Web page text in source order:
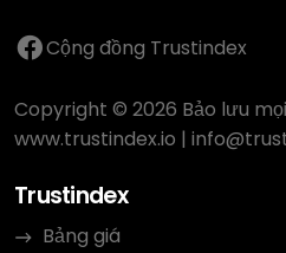
Cộng đồng Trustindex
Copyright © 2026 Bảo lưu
www.trustindex.io |
Trustindex
Bảng giá